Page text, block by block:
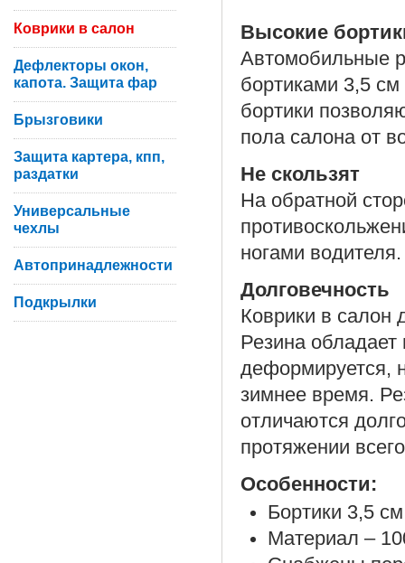
Высокие
Автомобильные
бортиками 3,5
бортики
пола салона от
Не скользят
На обратной
ногами водителя.
Долговечность
Коврики в салон
Резина обладает
деформируется,
зимнее время.
отличаются
протяжении
Особенности:
Бортики 3,5 см
Материал –
Коврики в салон
Дефлекторы окон,
капота. Защита фар
Брызговики
Защита картера, кпп,
раздатки
Универсальные
чехлы
Автопринадлежности
Подкрылки